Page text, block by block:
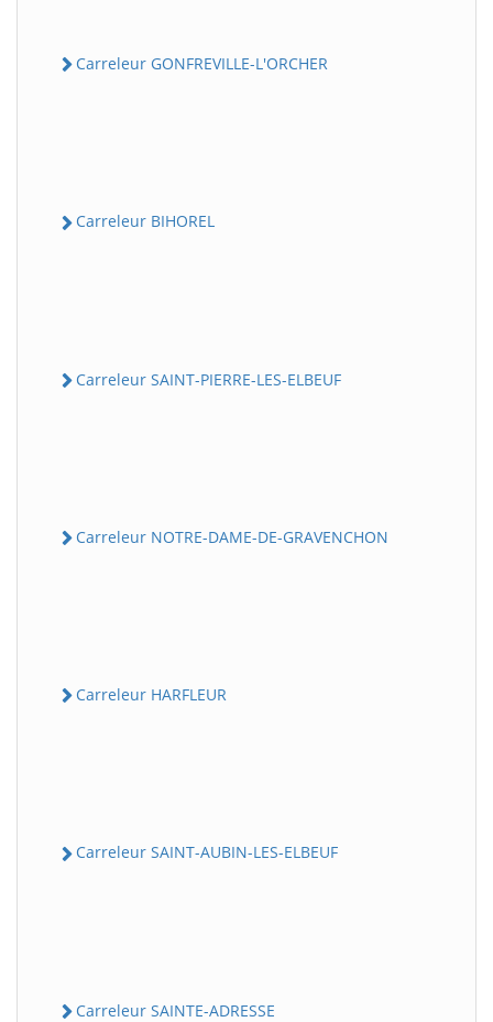
Carreleur GONFREVILLE-L'ORCHER
Carreleur BIHOREL
Carreleur SAINT-PIERRE-LES-ELBEUF
Carreleur NOTRE-DAME-DE-GRAVENCHON
Carreleur HARFLEUR
Carreleur SAINT-AUBIN-LES-ELBEUF
Carreleur SAINTE-ADRESSE